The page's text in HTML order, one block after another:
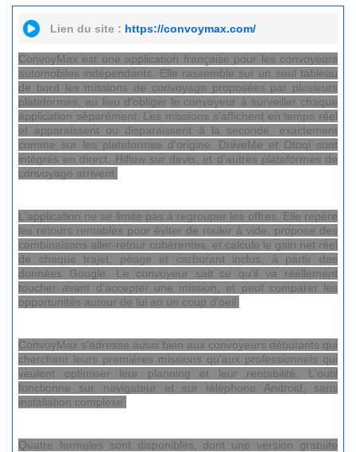
Lien du site : https://convoymax.com/
ConvoyMax est une application française pour les convoyeurs
automobiles indépendants. Elle rassemble sur un seul tableau
de bord les missions de convoyage proposées par plusieurs
plateformes, au lieu d'obliger le convoyeur à surveiller chaque
application séparément. Les missions s'affichent en temps réel
et apparaissent ou disparaissent à la seconde, exactement
comme sur les plateformes d'origine. DriiveMe et Otoqi sont
intégrés en direct, Hiflow sur devis, et d'autres plateformes de
convoyage arrivent.
L'application ne se limite pas à regrouper les offres. Elle repère
les retours rentables pour éviter de rouler à vide, propose des
combinaisons aller-retour cohérentes, et calcule le gain net réel
de chaque trajet, péage et carburant inclus, à partir des
données Google. Le convoyeur sait ce qu'il va réellement
toucher avant d'accepter une mission, et peut comparer les
opportunités autour de lui en un coup d'oeil.
ConvoyMax s'adresse aussi bien aux convoyeurs débutants qui
cherchent leurs premières missions qu'aux professionnels qui
veulent optimiser leur planning et leur rentabilité. L'outil
fonctionne sur navigateur et sur téléphone Android, sans
installation complexe.
Quatre formules sont disponibles, dont une version gratuite